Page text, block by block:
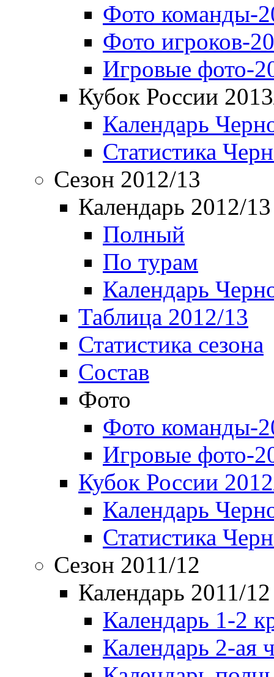
Фото команды-
Фото игроков-
Игровые фото-
Кубок России
Календарь
Статистика
Сезон 2012/13
Календарь 2012/13
Полный
По турам
Календарь
Таблица 2012/13
Статистика сезона
Состав
Фото
Фото команды-
Игровые фото-
Кубок России
Календарь
Статистика
Сезон 2011/12
Календарь 2011/12
Календарь 1-2
Календарь 2-ая